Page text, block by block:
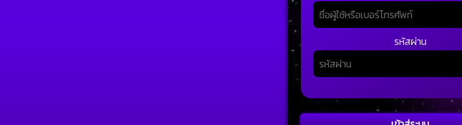
รหัสผ่าน